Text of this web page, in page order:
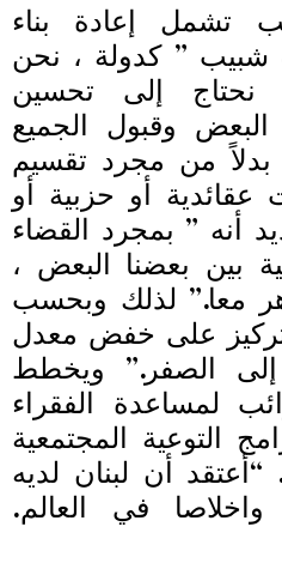
تشمل إعادة بناء
” كدولة ، نحن
نحتاج إلى تحسين
البعض وقبول الجميع
بدلاً من مجرد تقسيم
أو حزبية أو
أنه ” بمجرد القضاء
بين بعضنا البعض ،
معا.” لذلك وبحسب
على خفض معدل
البالغ 36٪ إلى الصفر.” ويخطط
لمساعدة الفقراء
التوعية المجتمعية
أن لبنان لديه
في العالم.